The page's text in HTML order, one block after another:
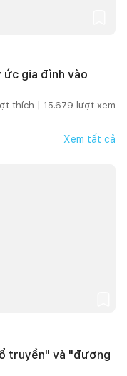
ức gia đình vào
thích | 15.679 lượt xem
Xem tất cả
truyền" và "đương